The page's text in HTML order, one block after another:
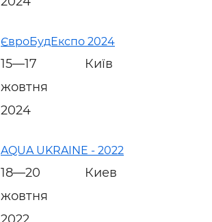
ЄвроБудЕкспо 2024
15—17
жовтня
2024
Київ
AQUA UKRAINE - 2022
18—20
жовтня
Киев